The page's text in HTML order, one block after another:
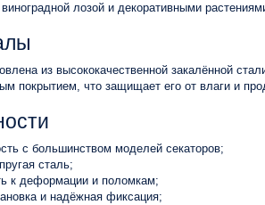
лозой и декоративными
из высококачественной закалённой
покрытием, что защищает его от влаги и
с большинством моделей секаторов;
сталь;
к деформации и поломкам;
и надёжная фиксация;